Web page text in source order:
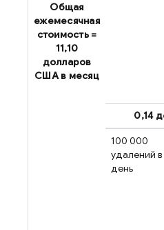
Общая
ежемесячная
стоимость =
11,10
долларов
США в месяц
0,14
100 000
удалений в
день